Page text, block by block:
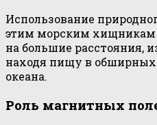
Использование
этим морским хищникам
на большие расстояния,
находя пищу в обширных
океана.
Роль магнитных